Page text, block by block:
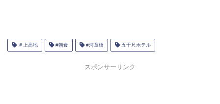
＃上高地 #朝食 #河童橋 五千尺ホテル
スポンサーリンク